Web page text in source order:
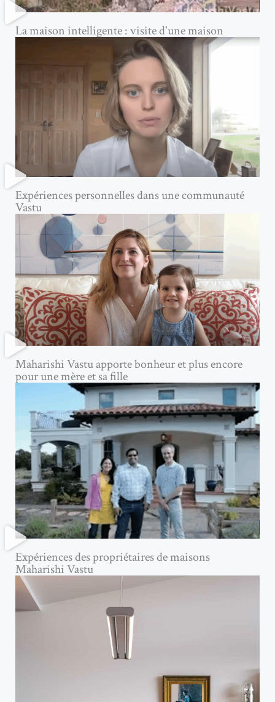
La maison intelligente : visite d'une maison
Expériences personnelles dans une communauté
Vastu
Maharishi Vastu apporte bonheur et plus encore
pour une mère et sa fille
Expériences des propriétaires de maisons
Maharishi Vastu